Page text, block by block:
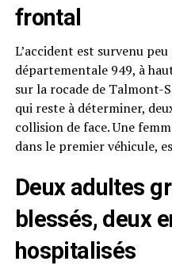
frontal
L’accident est survenu
départementale 949, à
sur la rocade de Talmont-
qui reste à déterminer,
collision de face. Une
dans le premier véhicule,
Deux adultes
blessés, deux
hospitalisés